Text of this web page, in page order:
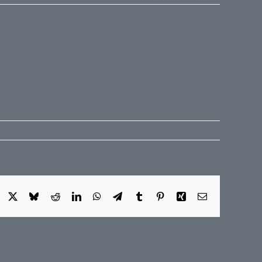
Facebook BlueskyRedditLinkedInWhatsApp
TelegramTumblr PinterestXing E-